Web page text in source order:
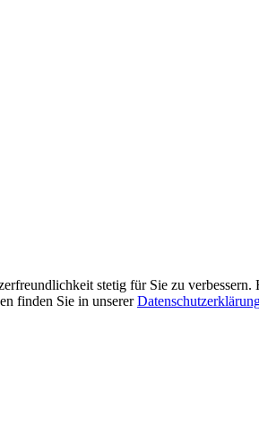
stetig für Sie zu verbessern.
finden Sie in unserer